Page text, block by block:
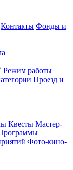
Контакты Фонды и
Режим работы
Проезд и
Квесты Мастер-
Фото-кино-